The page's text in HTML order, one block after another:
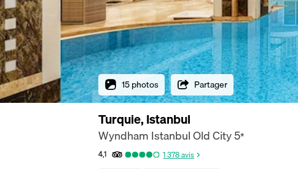
15 photos Partager
Turquie, Istanbul
Wyndham Istanbul Old City5*
4,1 1 378avis